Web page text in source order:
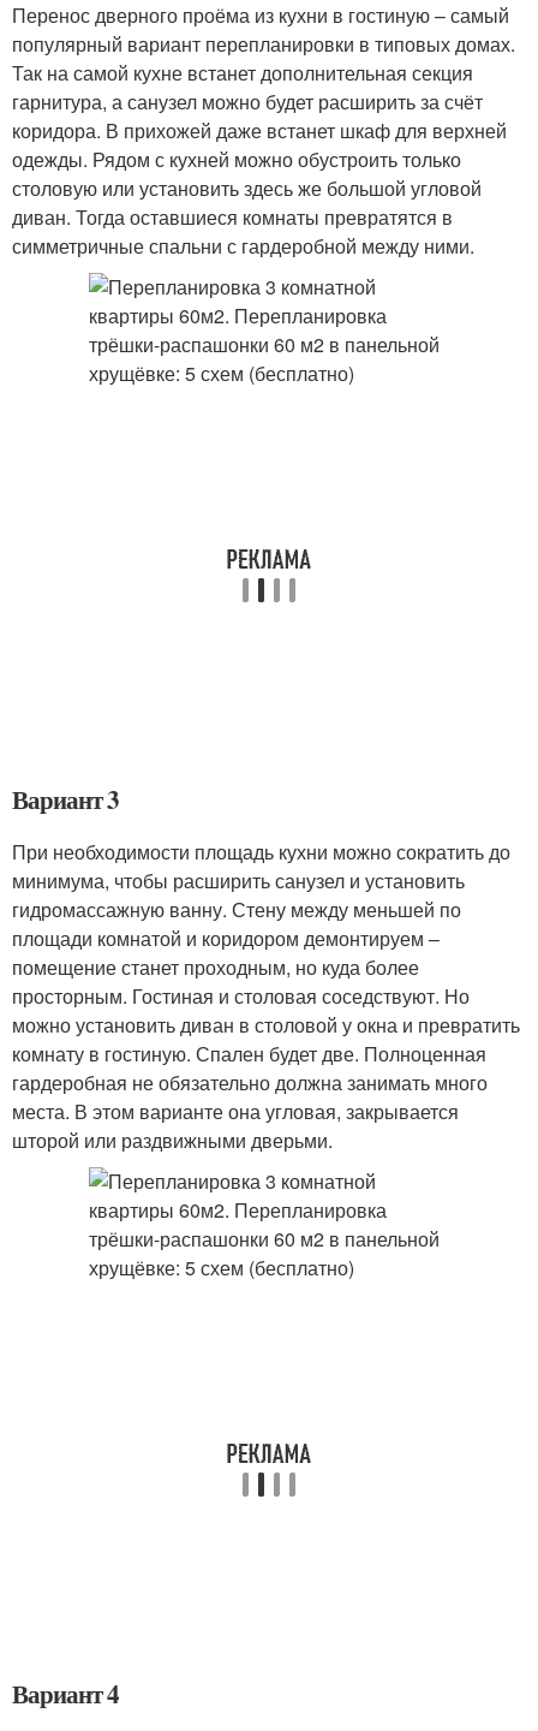
Перенос дверного проёма из кухни в гостиную – самый
популярный вариант перепланировки в типовых домах.
Так на самой кухне встанет дополнительная секция
гарнитура, а санузел можно будет расширить за счёт
коридора. В прихожей даже встанет шкаф для верхней
одежды. Рядом с кухней можно обустроить только
столовую или установить здесь же большой угловой
диван. Тогда оставшиеся комнаты превратятся в
симметричные спальни с гардеробной между ними.
Вариант 3
При необходимости площадь кухни можно сократить до
минимума, чтобы расширить санузел и установить
гидромассажную ванну. Стену между меньшей по
площади комнатой и коридором демонтируем –
помещение станет проходным, но куда более
просторным. Гостиная и столовая соседствуют. Но
можно установить диван в столовой у окна и превратить
комнату в гостиную. Спален будет две. Полноценная
гардеробная не обязательно должна занимать много
места. В этом варианте она угловая, закрывается
шторой или раздвижными дверьми.
Вариант 4